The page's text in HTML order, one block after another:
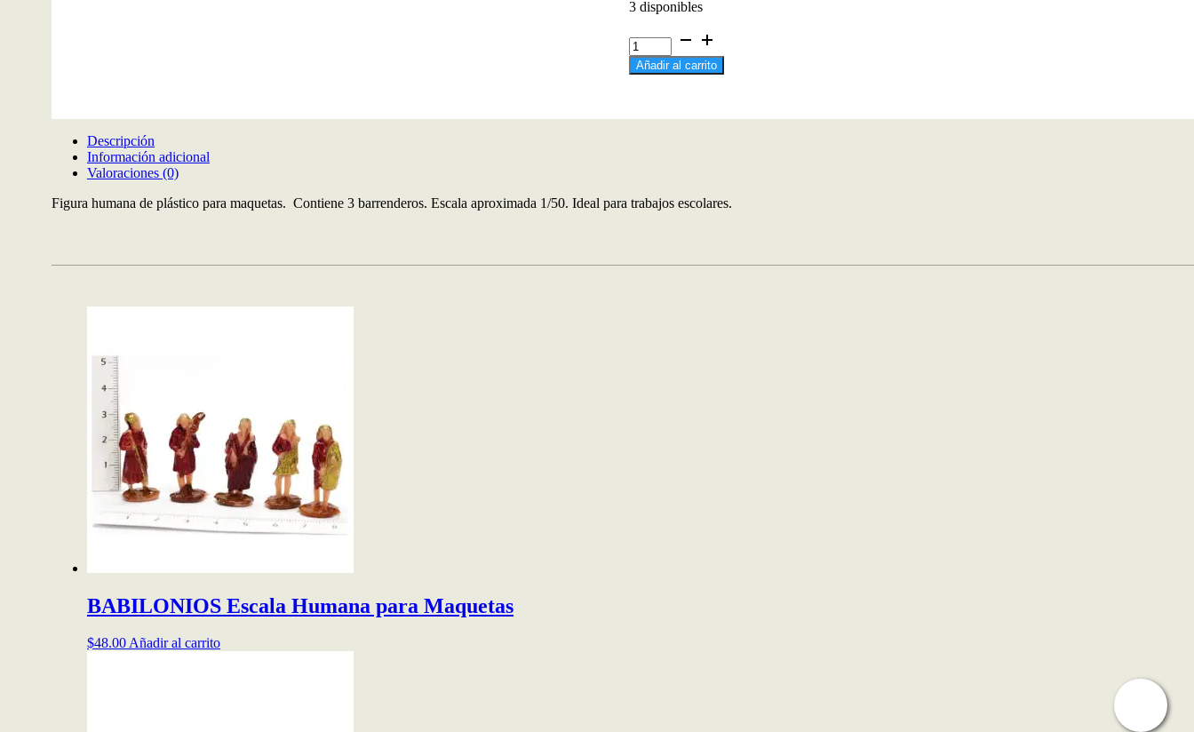
3 disponibles
BARRENDEROS
Figura
Humana
cantidad
Añadir al carrito
Descripción
Información adicional
Valoraciones (0)
Figura humana de plástico para maquetas. Contiene 3 barrenderos. Escala aproximada 1/50. Ideal para trabajos escolares.
BABILONIOS Escala Humana para Maquetas
$48.00Añadir al carrito